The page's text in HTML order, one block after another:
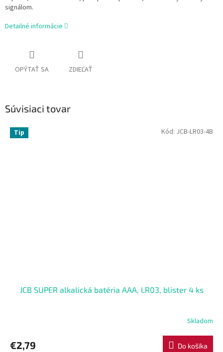
signálom.
Detailné informácie
OPÝTAŤ SA ZDIEĽAŤ
Súvisiaci tovar
Tip
JCB SUPER alkalická batéria AAA, LR03, blister 4 ks
Skladom
€2,79 Do košíka
Kód: JCB-LR03-4B